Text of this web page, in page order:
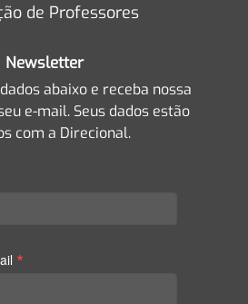
de Professores
Newsletter
abaixo e receba nossa
e-mail. Seus dados estão
com a Direcional.
*